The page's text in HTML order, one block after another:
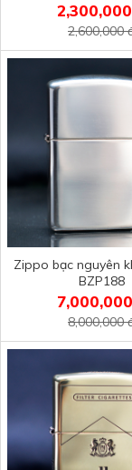
2,600,000
Zippo bạc nguyên
BZP188
8,000,000